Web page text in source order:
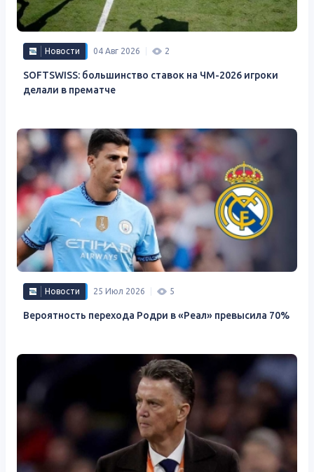
Новости 04 Авг 2026 2
SOFTSWISS: большинство ставок на ЧМ-2026 игроки
делали в прематче
Новости 25 Июл 2026 5
Вероятность перехода Родри в «Реал» превысила 70%